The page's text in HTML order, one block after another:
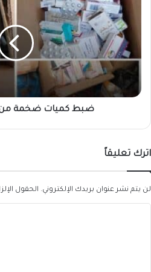
كميات
ضخمة
الأدوية
المهرّبة
ضبط كميات ضخمة من
اترك تعليقاً
لن يتم نشر عنوان بريدك الإلكتروني. الحقول